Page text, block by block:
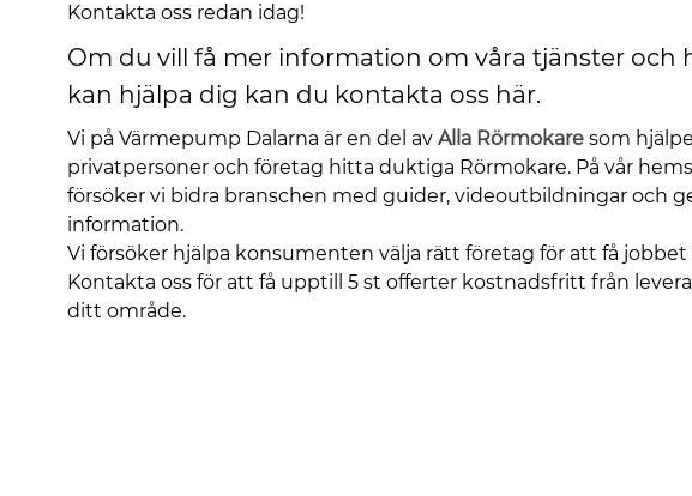
Kontakta oss redan idag!
Om du vill få mer information om våra tjänster och
kan hjälpa dig kan du kontakta oss här.
Vi på Värmepump Dalarna är en del av Alla Rörmokare som
privatpersoner och företag hitta duktiga Rörmokare. På vår
försöker vi bidra branschen med guider, videoutbildningar och
information.
Vi försöker hjälpa konsumenten välja rätt företag för att få jobbet
Kontakta oss för att få upptill 5 st offerter kostnadsfritt från
ditt område.